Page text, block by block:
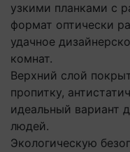
узкими планками с
формат оптически
удачное
комнат.
Верхний слой
пропитку,
идеальный вариант
людей.
Экологическую